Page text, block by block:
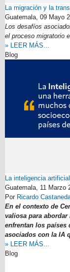
La migración y la
Guatemala, 09 Mayo
Los desafíos
el proceso migratorio
» LEER MÁS...
Blog
La inteligencia
Guatemala, 11 Marzo
Por Ricardo
En el contexto de
valiosa para
enfrentan los países
asociados con la IA
» LEER MÁS...
Blog